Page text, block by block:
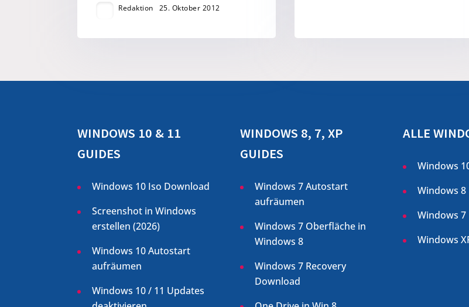
Redaktion 25. Oktober 2012
WINDOWS 10 & 11
GUIDES
Windows 10 Iso Download
Screenshot in Windows
erstellen (2026)
Windows 10 Autostart
aufräumen
Windows 10 / 11 Updates
WINDOWS 8, 7, XP
GUIDES
Windows 7 Autostart
aufräumen
Windows 7 Oberfläche in
Windows 8
Windows 7 Recovery
Download
ALLE
Windows
Windows 8
Windows 7
Windows